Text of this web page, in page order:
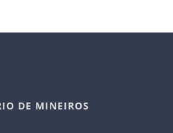
DE MINEIROS